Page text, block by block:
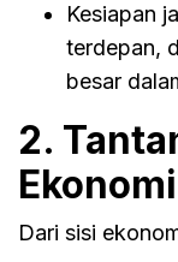
Kesiapan
terdepan,
besar
2.
Dari sisi